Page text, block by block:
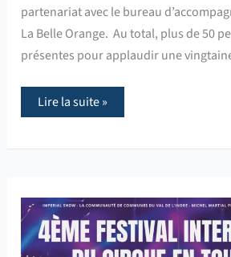
partenariat avec le bureau
La Belle Orange. Au total, plus de 50
présentes pour applaudir une
Lire la suite »
International
du
cirque
à
Sorigny